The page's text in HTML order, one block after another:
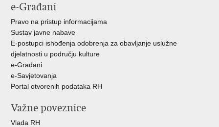
e-Građani
Pravo na pristup informacijama
Sustav javne nabave
E-postupci ishođenja odobrenja za obavljanje uslužne
djelatnosti u području kulture
e-Građani
e-Savjetovanja
Portal otvorenih podataka RH
Važne poveznice
Vlada RH